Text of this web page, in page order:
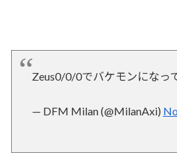
Zeus0/0/0でバケモンになっ
— DFM Milan (@MilanAxi)